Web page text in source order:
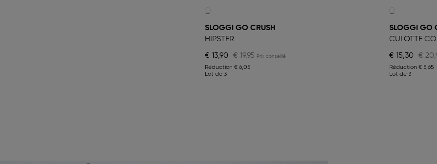
SLOGGI GO CRUSH
HIPSTER
€ 13,90 € 19,95
Réduction € 6,05
Lot de 3
SLOGGI GO
CULOTTE
€ 15,30 €
Réduction € 5,65
Lot de 3